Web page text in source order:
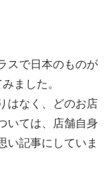
スで日本のものが
ました。
はなく、どのお店
いては、店舗自身
い記事にしていま